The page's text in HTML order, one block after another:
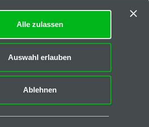
Alle zulassen
Auswahl erlauben
Ablehnen